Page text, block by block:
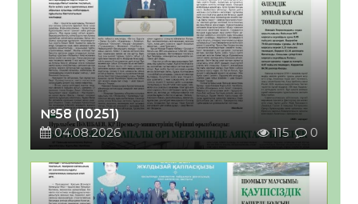
№58 (10251)
04.08.2026
115 0